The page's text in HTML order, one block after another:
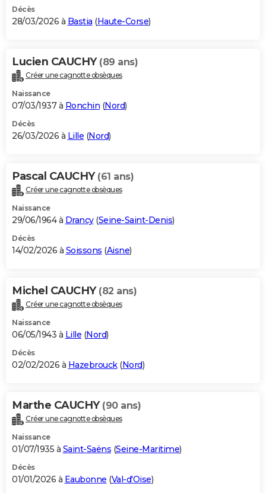
Décès
28/03/2026 à Bastia (Haute-Corse)
Lucien CAUCHY (89 ans)
Créer une cagnotte obsèques
Naissance
07/03/1937 à Ronchin (Nord)
Décès
26/03/2026 à Lille (Nord)
Pascal CAUCHY (61 ans)
Créer une cagnotte obsèques
Naissance
29/06/1964 à Drancy(Seine-Saint-Denis)
Décès
14/02/2026 à Soissons (Aisne)
Michel CAUCHY (82 ans)
Créer une cagnotte obsèques
Naissance
06/05/1943 à Lille (Nord)
Décès
02/02/2026 à Hazebrouck(Nord)
Marthe CAUCHY (90 ans)
Créer une cagnotte obsèques
Naissance
01/07/1935 à Saint-Saëns (Seine-Maritime)
Décès
01/01/2026 à Eaubonne (Val-d'Oise)